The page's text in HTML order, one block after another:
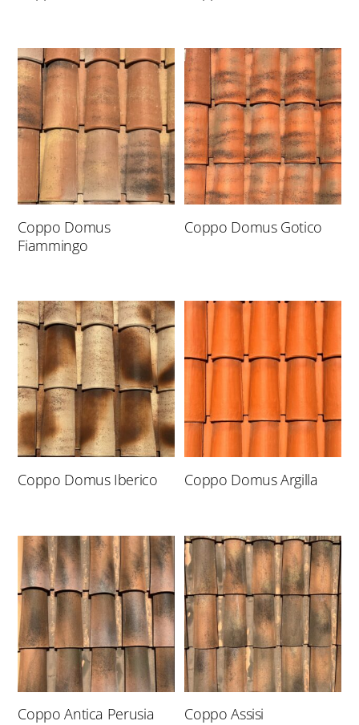
Coppo Domus
Fiammingo
Coppo Domus Gotico
Coppo Domus Iberico Coppo Domus Argilla
Coppo Antica Perusia Coppo Assisi